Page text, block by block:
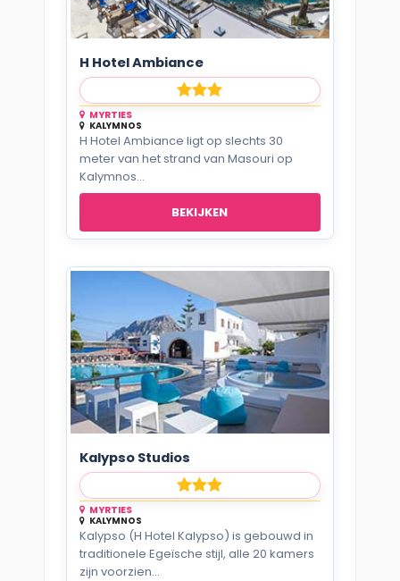
H Hotel Ambiance
MYRTIES
KALYMNOS
H Hotel Ambiance ligt op slechts 30
meter van het strand van Masouri op
Kalymnos...
BEKIJKEN
Kalypso Studios
MYRTIES
KALYMNOS
Kalypso (H Hotel Kalypso) is gebouwd in
traditionele Egeïsche stijl, alle 20 kamers
zijn voorzien...